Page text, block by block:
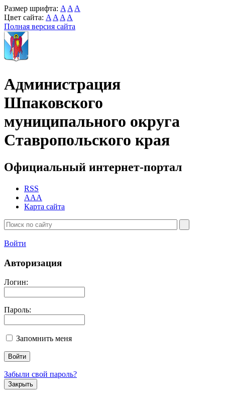
Размер шрифта: A A A
Цвет сайта: A A A A
Полная версия сайта
Администрация
Шпаковского
муниципального округа
Ставропольского края
Официальный интернет-портал
RSS
AAA
Карта сайта
Войти
Авторизация
Логин:
Пароль:
Запомнить меня
Забыли свой пароль?
Закрыть